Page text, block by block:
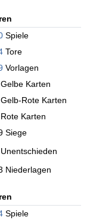
Spiele
Tore
Vorlagen
Karten
Rote Karten
Karten
Siege
Niederlagen
Spiele